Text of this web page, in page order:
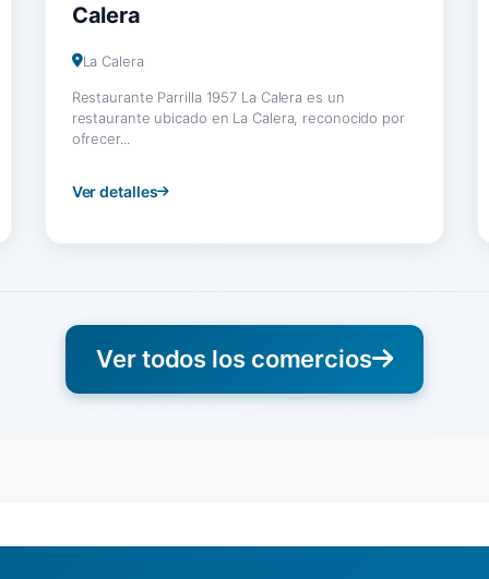
Calera
La Calera
Restaurante Parrilla 1957 La Calera es un
restaurante ubicado en La Calera, reconocido por
ofrecer...
Ver detalles
Ver todos los comercios